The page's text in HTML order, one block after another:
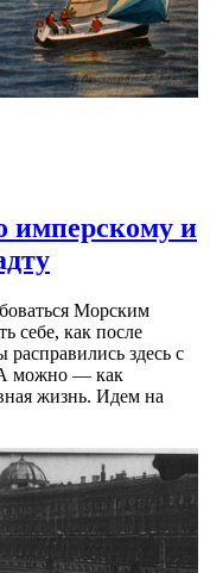
имперскому и
Морским
себе, как после
здесь с
можно — как
жизнь. Идем на